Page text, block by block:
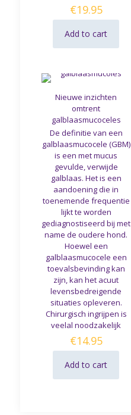
€19.95
Add to cart
Nieuwe inzichten
omtrent
galblaasmucoceles
De definitie van een
galblaasmucocele (GBM)
is een met mucus
gevulde, verwijde
galblaas. Het is een
aandoening die in
toenemende frequentie
lijkt te worden
gediagnostiseerd bij met
name de oudere hond.
Hoewel een
galblaasmucocele een
toevalsbevinding kan
zijn, kan het acuut
levensbedreigende
situaties opleveren.
Chirurgisch ingrijpen is
veelal noodzakelijk
€14.95
Add to cart